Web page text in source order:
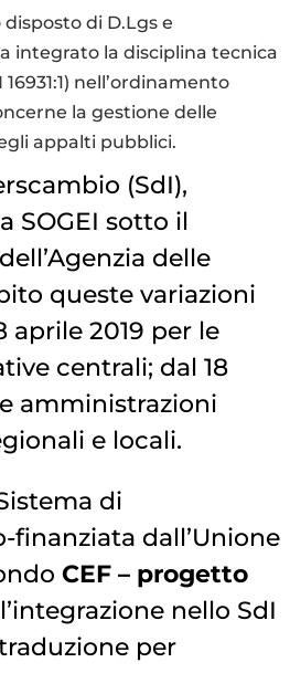
di D.Lgs e
integrato la disciplina tecnica
16931:1) nell’ordinamento
la gestione delle
appalti pubblici.
(SdI),
SOGEI sotto il
delle
queste variazioni
aprile 2019 per le
centrali; dal 18
amministrazioni
e locali.
di
finanziata dall’Unione
CEF – progetto
nello SdI
per